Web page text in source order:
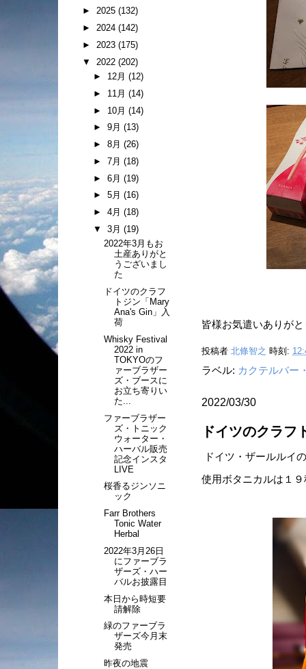
皆様お気遣いありが
投稿者 北條智之 時刻:
ラベル: カクテルバー
2022/03/30
ドイツのクラ
ドイツ・ザールルイ
使用ボタニカルは１９
► 2025 (132)
► 2024 (142)
► 2023 (175)
▼ 2022 (202)
► 12月 (12)
► 11月 (14)
► 10月 (14)
► 9月 (13)
► 8月 (26)
► 7月 (18)
► 6月 (19)
► 5月 (16)
► 4月 (18)
▼ 3月 (19)
2022年3月もお
土産ありがと
うございまし
た
ドイツのクラフ
トジン「Mary
Ana's Gin」入
荷
Whisky Festival
2022 in
TOKYOのフ
ァーブラザー
ズ・ブースに
お立ち寄りい
た...
ファーブラザー
ズ・トニック
ウォーター・
ハーバル販売
記念インスタ
LIVE
桜香るジンソニ
ック
Farr Brothers
Tonic Water
Herbal
2022年3月26日
にファーブラ
ザーズ・ハー
バルお披露目
本日から時短要
請解除
緑のファーブラ
ザーズ今月末
発売
昨夜の地震